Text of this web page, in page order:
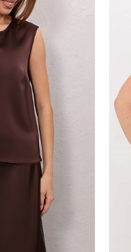
ПАРОЛЬ?
с вами.